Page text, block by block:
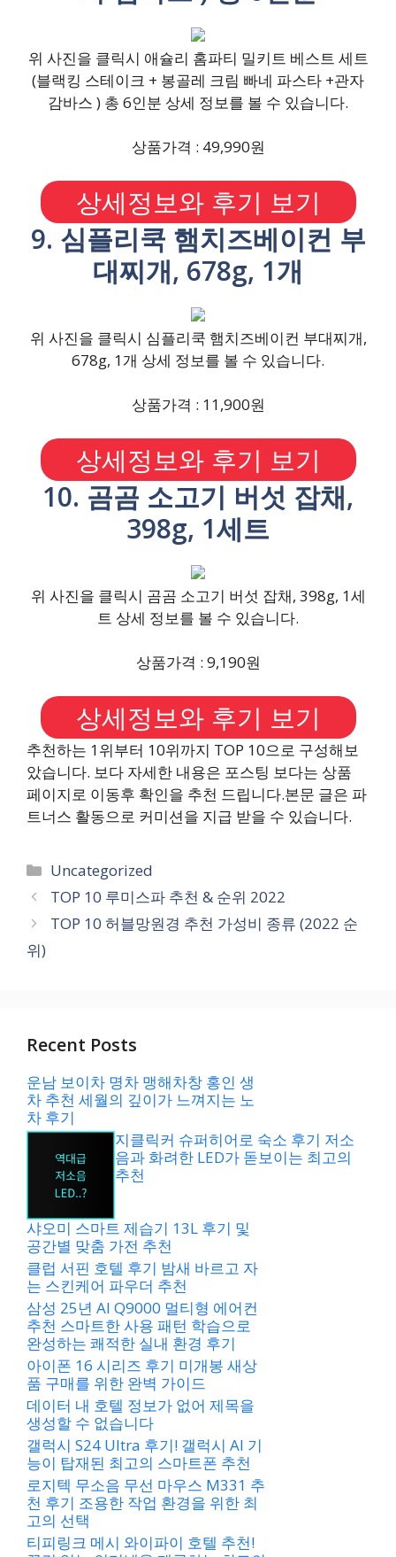
위 사진을 클릭시 애슐리 홈파티 밀키트 베스트 세트
(블랙킹 스테이크 + 봉골레 크림 빠네 파스타 +관자
감바스 ) 총 6인분 상세 정보를 볼 수 있습니다.
상품가격 : 49,990원
상세정보와 후기 보기
9. 심플리쿡 햄치즈베이컨 부
대찌개, 678g, 1개
위 사진을 클릭시 심플리쿡 햄치즈베이컨 부대찌개,
678g, 1개 상세 정보를 볼 수 있습니다.
상품가격 : 11,900원
상세정보와 후기 보기
10. 곰곰 소고기 버섯 잡채,
398g, 1세트
위 사진을 클릭시 곰곰 소고기 버섯 잡채, 398g, 1세
트 상세 정보를 볼 수 있습니다.
상품가격 : 9,190원
상세정보와 후기 보기
추천하는 1위부터 10위까지 TOP 10으로 구성해보
았습니다. 보다 자세한 내용은 포스팅 보다는 상품
페이지로 이동후 확인을 추천 드립니다.본문 글은 파
트너스 활동으로 커미션을 지급 받을 수 있습니다.
카
테
리
Uncategorized
TOP 10 루미스파 추천 & 순위 2022
TOP 10 허블망원경 추천 가성비 종류 (2022 순
위)
Recent Posts
운남 보이차 명차 맹해차창 홍인 생
차 추천 세월의 깊이가 느껴지는 노
차 후기
지클릭커 슈퍼히어로 숙소 후기 저소
음과 화려한 LED가 돋보이는 최고의
추천
샤오미 스마트 제습기 13L 후기 및
공간별 맞춤 가전 추천
클럽 서핀 호텔 후기 밤새 바르고 자
는 스킨케어 파우더 추천
삼성 25년 AI Q9000 멀티형 에어컨
추천 스마트한 사용 패턴 학습으로
완성하는 쾌적한 실내 환경 후기
아이폰 16 시리즈 후기 미개봉 새상
품 구매를 위한 완벽 가이드
데이터 내 호텔 정보가 없어 제목을
생성할 수 없습니다
갤럭시 S24 Ultra 후기! 갤럭시 AI 기
능이 탑재된 최고의 스마트폰 추천
로지텍 무소음 무선 마우스 M331 추
천 후기 조용한 작업 환경을 위한 최
고의 선택
티피링크 메시 와이파이 호텔 추천!